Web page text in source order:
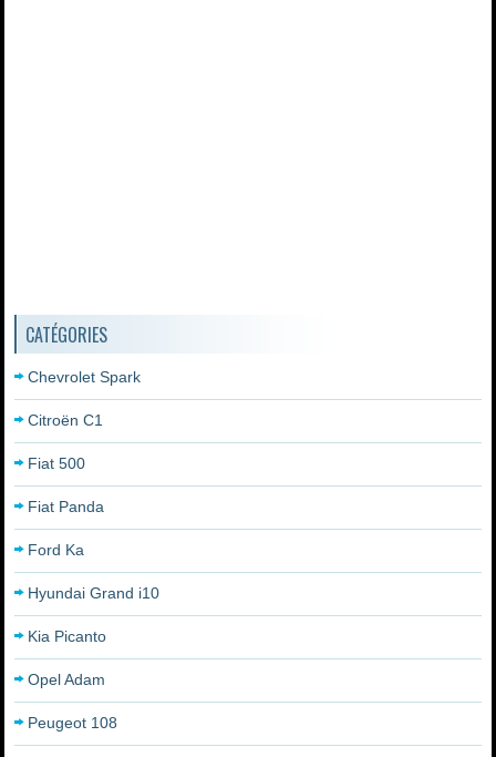
CATÉGORIES
Chevrolet Spark
Citroën C1
Fiat 500
Fiat Panda
Ford Ka
Hyundai Grand i10
Kia Picanto
Opel Adam
Peugeot 108